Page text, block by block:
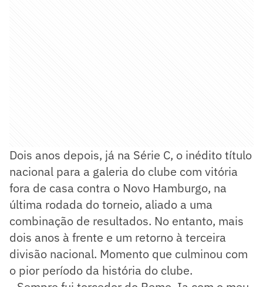
Dois anos depois, já na Série C, o inédito título
nacional para a galeria do clube com vitória
fora de casa contra o Novo Hamburgo, na
última rodada do torneio, aliado a uma
combinação de resultados. No entanto, mais
dois anos à frente e um retorno à terceira
divisão nacional. Momento que culminou com
o pior período da história do clube.